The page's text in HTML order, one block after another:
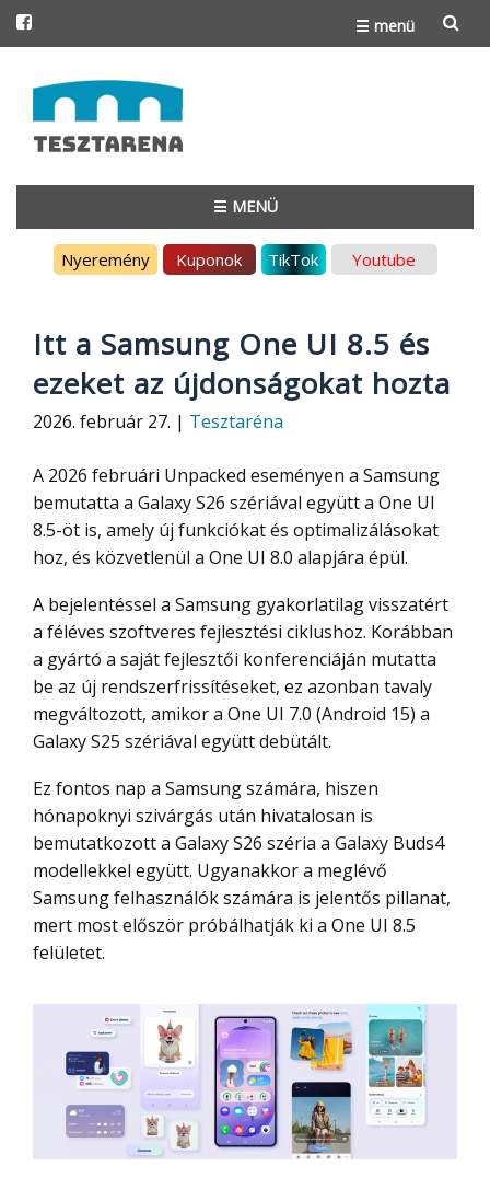
☰ menü
to
content
☰ MENÜ
Nyeremény Kuponok TikTok Youtube
Itt a Samsung One UI 8.5 és
ezeket az újdonságokat hozta
2026. február 27. | Tesztaréna
A 2026 februári Unpacked eseményen a Samsung
bemutatta a Galaxy S26 szériával együtt a One UI
8.5-öt is, amely új funkciókat és optimalizálásokat
hoz, és közvetlenül a One UI 8.0 alapjára épül.
A bejelentéssel a Samsung gyakorlatilag visszatért
a féléves szoftveres fejlesztési ciklushoz. Korábban
a gyártó a saját fejlesztői konferenciáján mutatta
be az új rendszerfrissítéseket, ez azonban tavaly
megváltozott, amikor a One UI 7.0 (Android 15) a
Galaxy S25 szériával együtt debütált.
Ez fontos nap a Samsung számára, hiszen
hónapoknyi szivárgás után hivatalosan is
bemutatkozott a Galaxy S26 széria a Galaxy Buds4
modellekkel együtt. Ugyanakkor a meglévő
Samsung felhasználók számára is jelentős pillanat,
mert most először próbálhatják ki a One UI 8.5
felületet.